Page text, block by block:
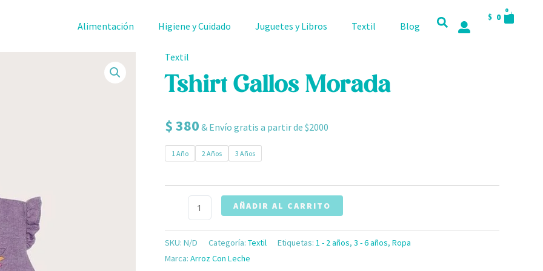
Alimentación Higiene y Cuidado Juguetes y Libros Textil Blog
$ 0
0
CART
Textil
Tshirt Gallos Morada
$380 & Envío gratis a partir de $2000
1 Año 2 Años 3 Años
Tshirt
Gallos
Morada
AÑADIR AL CARRITO
SKU: N/D Categoría: Textil Etiquetas: 1 - 2 años, 3 - 6 años, Ropa
Marca: Arroz Con Leche